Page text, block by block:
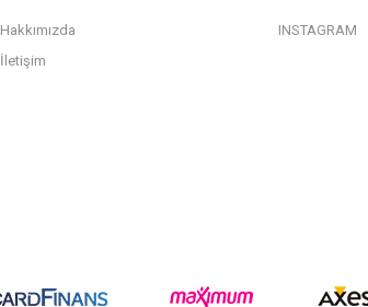
Hakkımızda
İletişim
INSTAGRAM